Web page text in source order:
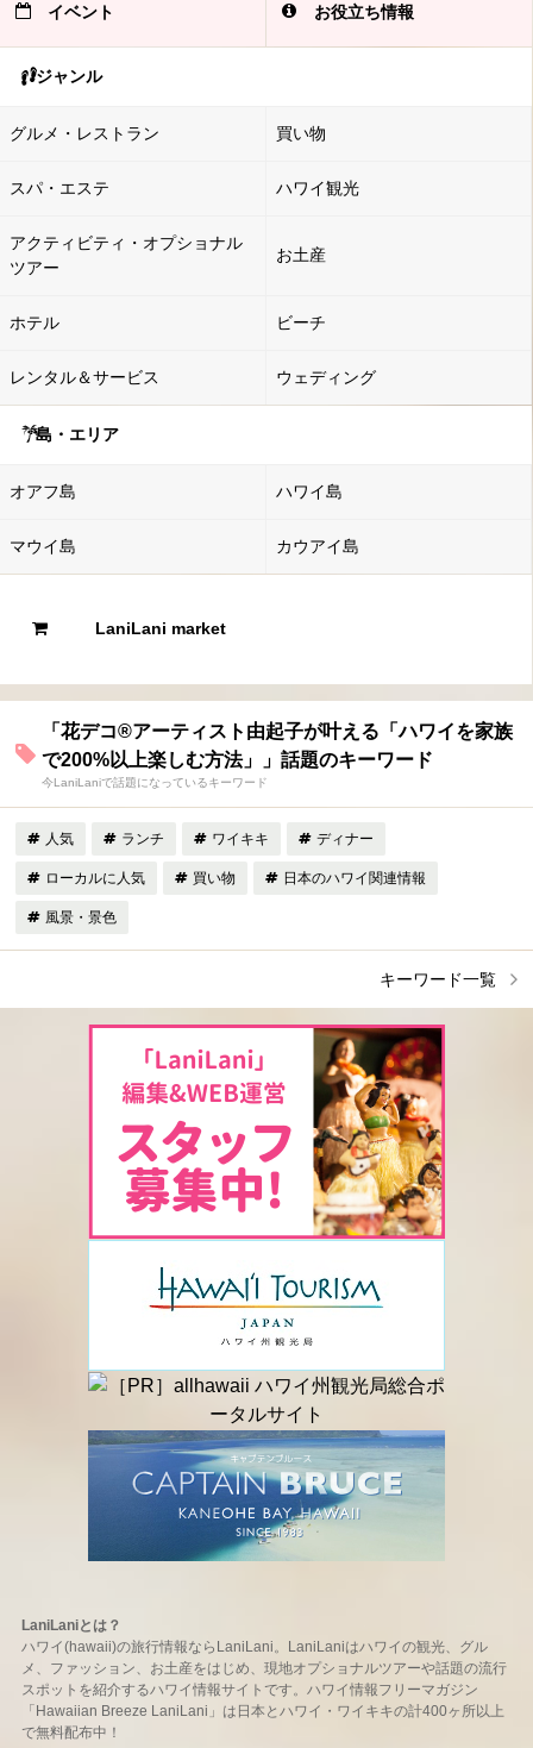
イベント お役立ち情報
ジャンル
グルメ・レストラン 買い物
スパ・エステ ハワイ観光
アクティビティ・オプショナル
ツアー
お土産
ホテル ビーチ
レンタル＆サービス ウェディング
島・エリア
オアフ島 ハワイ島
マウイ島 カウアイ島
LaniLani market
「花デコ®︎アーティスト由起子が叶える「ハワイを家族
で200%以上楽しむ方法」」話題のキーワード
今LaniLaniで話題になっているキーワード
人気 ランチ ワイキキ ディナー
ローカルに人気 買い物 日本のハワイ関連情報
風景・景色
キーワード一覧
LaniLaniとは？
ハワイ(hawaii)の旅行情報ならLaniLani。LaniLaniはハワイの観光、グル
メ、ファッション、お土産をはじめ、現地オプショナルツアーや話題の流行
スポットを紹介するハワイ情報サイトです。ハワイ情報フリーマガジン
「Hawaiian Breeze LaniLani」は日本とハワイ・ワイキキの計400ヶ所以上
で無料配布中！